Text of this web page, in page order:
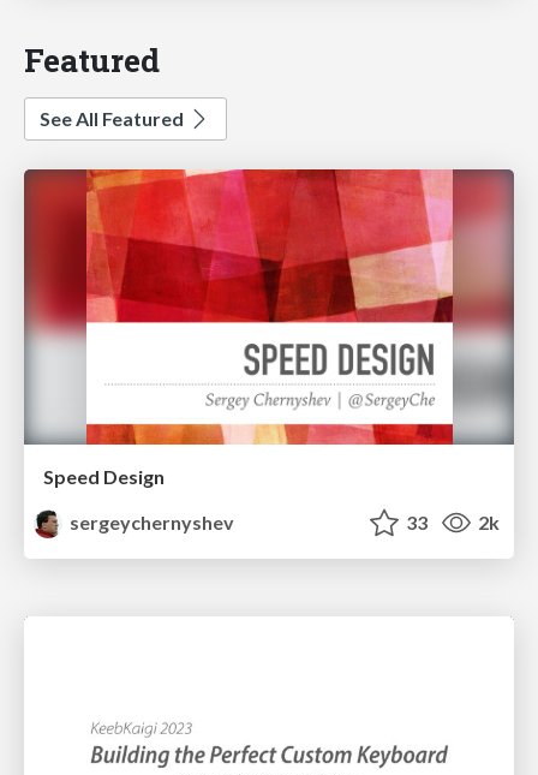
Featured
See All Featured
Speed Design
sergeychernyshev
33 2k